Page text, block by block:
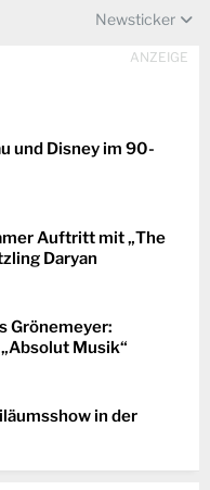
Newsticker
ANZEIGE
und Disney im 90-
Auftritt mit „The
Daryan
Grönemeyer:
Musik“
in der